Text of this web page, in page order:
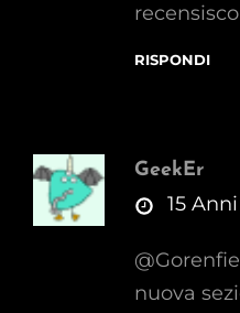
recensisco
RISPONDI
GeekEr
says:15
nuova